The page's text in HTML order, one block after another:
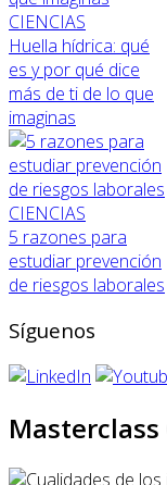
CIENCIAS
Huella hídrica: qué
es y por qué dice
más de ti de lo que
imaginas
CIENCIAS
5 razones para
estudiar prevención
de riesgos laborales
Síguenos
Masterclass